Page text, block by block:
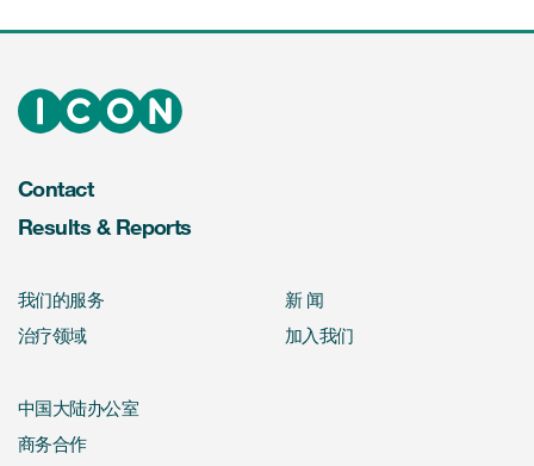
Contact
Results & Reports
我们的服务
治疗领域
新 闻
加入我们
中国大陆办公室
商务合作